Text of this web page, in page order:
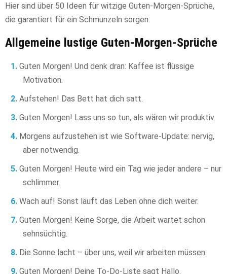
Hier sind über 50 Ideen für witzige Guten-Morgen-Sprüche,
die garantiert für ein Schmunzeln sorgen:
Allgemeine lustige Guten-Morgen-Sprüche
Guten Morgen! Und denk dran: Kaffee ist flüssige
Motivation.
Aufstehen! Das Bett hat dich satt.
Guten Morgen! Lass uns so tun, als wären wir produktiv.
Morgens aufzustehen ist wie Software-Update: nervig,
aber notwendig.
Guten Morgen! Heute wird ein Tag wie jeder andere – nur
schlimmer.
Wach auf! Sonst läuft das Leben ohne dich weiter.
Guten Morgen! Keine Sorge, die Arbeit wartet schon
sehnsüchtig.
Die Sonne lacht – über uns, weil wir arbeiten müssen.
Guten Morgen! Deine To-Do-Liste sagt Hallo.